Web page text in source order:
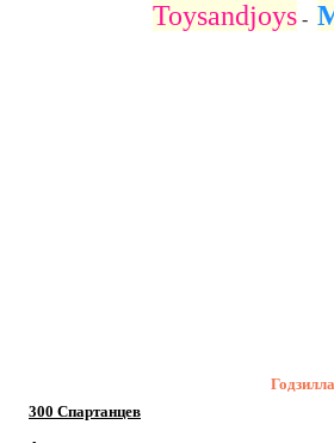
Toysandjoys -
300 Спартанцев
Годзилла